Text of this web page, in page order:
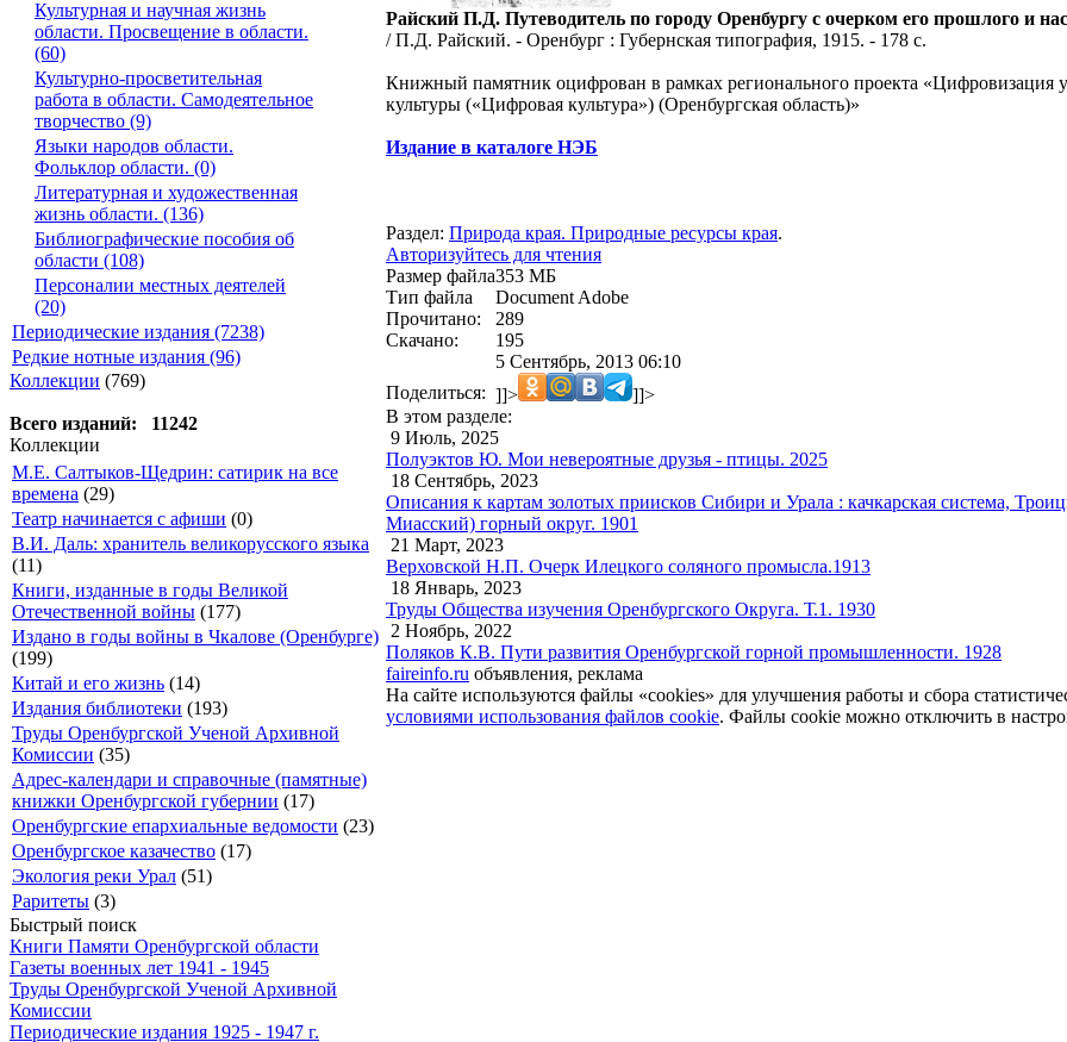
Культурная и научная жизнь
области. Просвещение в области.
(60)
Культурно-просветительная
работа в области. Самодеятельное
творчество (9)
Языки народов области.
Фольклор области. (0)
Литературная и художественная
жизнь области. (136)
Библиографические пособия об
области (108)
Персоналии местных деятелей
(20)
Периодические издания (7238)
Редкие нотные издания (96)
Коллекции (769)
Всего изданий: 11242
Коллекции
М.Е. Салтыков-Щедрин: сатирик на все
времена (29)
Театр начинается с афиши (0)
В.И. Даль: хранитель великорусского языка
(11)
Книги, изданные в годы Великой
Отечественной войны (177)
Издано в годы войны в Чкалове (Оренбурге)
(199)
Китай и его жизнь (14)
Издания библиотеки (193)
Труды Оренбургской Ученой Архивной
Комиссии (35)
Адрес-календари и справочные (памятные)
книжки Оренбургской губернии (17)
Оренбургские епархиальные ведомости (23)
Оренбургское казачество (17)
Экология реки Урал (51)
Раритеты (3)
Быстрый поиск
Книги Памяти Оренбургской области
Газеты военных лет 1941 - 1945
Труды Оренбургской Ученой Архивной
Комиссии
Периодические издания 1925 - 1947 г.
Райский П.Д. Путеводитель по городу Оренбургу с очерком его прошлого и
/ П.Д. Райский. - Оренбург : Губернская типография, 1915. - 178 с.
Книжный памятник оцифрован в рамках регионального проекта «Цифровизация
культуры («Цифровая культура») (Оренбургская область)»
Издание в каталоге НЭБ
Раздел: Природа края. Природные ресурсы края.
Авторизуйтесь для чтения
Размер файла353 МБ
Тип файла
Document Adobe
Прочитано:
289
Скачано:
195
5 Сентябрь, 2013 06:10
Поделиться: ]]>
]]>
В этом разделе:
9 Июль, 2025
Полуэктов Ю. Мои невероятные друзья - птицы. 2025
18 Сентябрь, 2023
Описания к картам золотых приисков Сибири и Урала : качкарская система,
Миасский) горный округ. 1901
21 Март, 2023
Верховской Н.П. Очерк Илецкого соляного промысла.1913
18 Январь, 2023
Труды Общества изучения Оренбургского Округа. Т.1. 1930
2 Ноябрь, 2022
Поляков К.В. Пути развития Оренбургской горной промышленности. 1928
faireinfo.ru объявления, реклама
На сайте используются файлы «cookies» для улучшения работы и сбора
условиями использования файлов cookie. Файлы cookie можно отключить в